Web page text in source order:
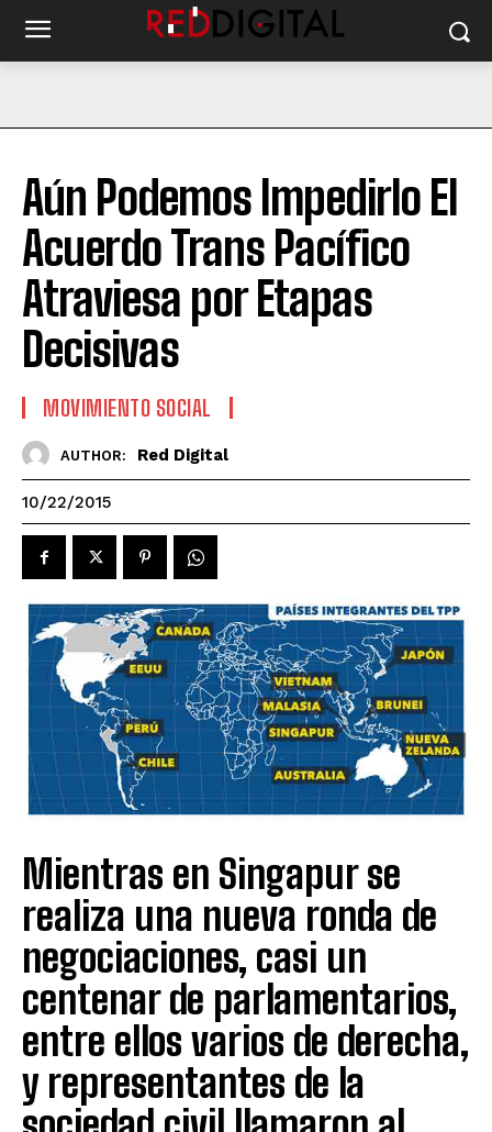
Aún Podemos Impedirlo El
Acuerdo Trans Pacífico
Atraviesa por Etapas
Decisivas
MOVIMIENTO SOCIAL
AUTHOR: Red Digital
10/22/2015
Mientras en Singapur se
realiza una nueva ronda de
negociaciones, casi un
centenar de parlamentarios,
entre ellos varios de derecha,
y representantes de la